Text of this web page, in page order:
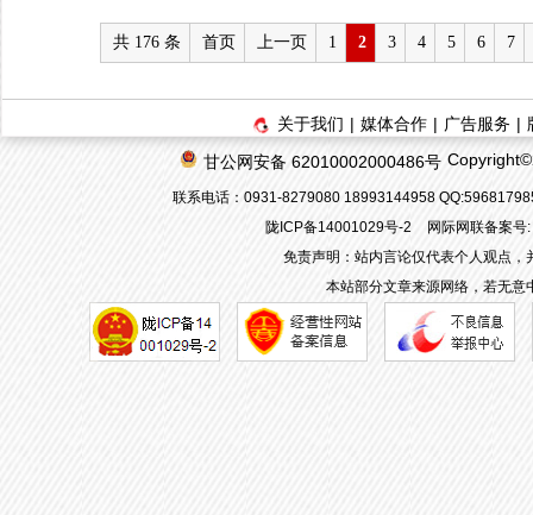
共 176 条 首页 上一页 1 2 3 4 5 6 7
关于我们 | 媒体合作 | 广告服务 |
甘公网安备 62010002000486号
联系电话：0931-8279080 18993144958
陇ICP备14001029号-2
网际网联备案
免责声明：站内言论仅代表个人观点
本站部分文章来源网络，若无意